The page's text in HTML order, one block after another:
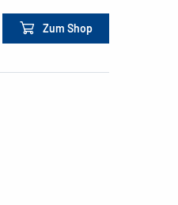
Zum Shop